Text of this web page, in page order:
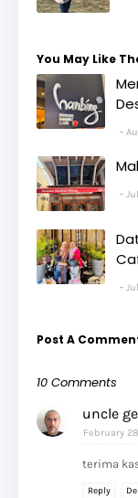
You May Like
Post A
10 Comments
uncle
February
terima
Reply